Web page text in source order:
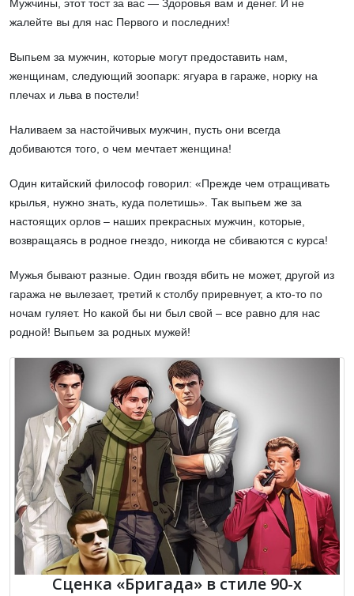
Мужчины, этот тост за вас — Здоровья вам и денег. И не
жалейте вы для нас Первого и последних!
Выпьем за мужчин, которые могут предоставить нам,
женщинам, следующий зоопарк: ягуара в гараже, норку на
плечах и льва в постели!
Наливаем за настойчивых мужчин, пусть они всегда
добиваются того, о чем мечтает женщина!
Один китайский философ говорил: «Прежде чем отращивать
крылья, нужно знать, куда полетишь». Так выпьем же за
настоящих орлов – наших прекрасных мужчин, которые,
возвращаясь в родное гнездо, никогда не сбиваются с курса!
Мужья бывают разные. Один гвоздя вбить не может, другой из
гаража не вылезает, третий к столбу приревнует, а кто-то по
ночам гуляет. Но какой бы ни был свой – все равно для нас
родной! Выпьем за родных мужей!
Сценка «Бригада» в стиле 90-х